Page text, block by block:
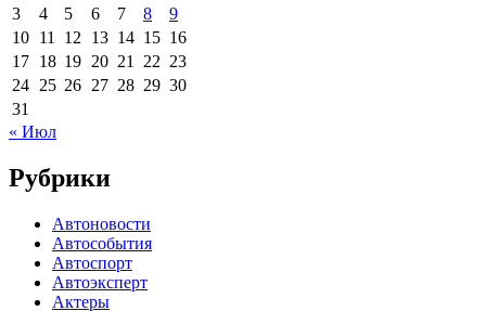
3
4 5 6 7 8
9
10 11 12 13 14 15 16
17 18 19 20 21 22 23
24 25 26 27 28 29 30
31
« Июл
Рубрики
Автоновости
Автособытия
Автоспорт
Автоэксперт
Актеры